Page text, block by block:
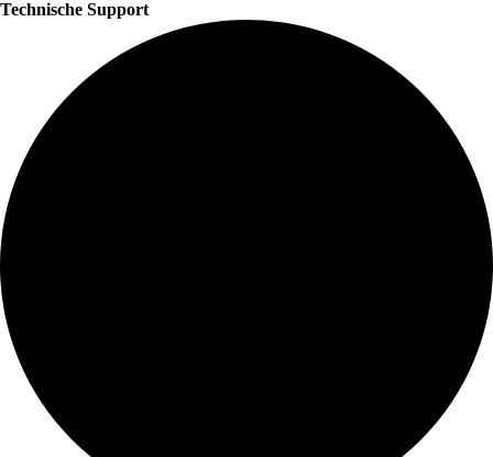
Technische Support